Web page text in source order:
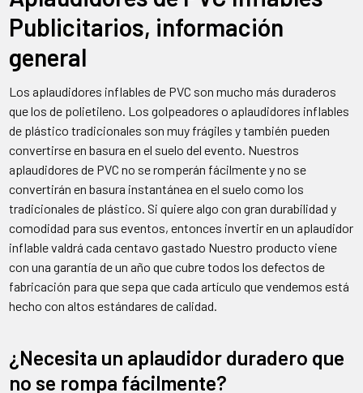
Publicitarios, información
general
Los aplaudidores inflables de PVC son mucho más duraderos
que los de polietileno. Los golpeadores o aplaudidores inflables
de plástico tradicionales son muy frágiles y también pueden
convertirse en basura en el suelo del evento. Nuestros
aplaudidores de PVC no se romperán fácilmente y no se
convertirán en basura instantánea en el suelo como los
tradicionales de plástico. Si quiere algo con gran durabilidad y
comodidad para sus eventos, entonces invertir en un aplaudidor
inflable valdrá cada centavo gastado Nuestro producto viene
con una garantía de un año que cubre todos los defectos de
fabricación para que sepa que cada artículo que vendemos está
hecho con altos estándares de calidad.
¿Necesita un aplaudidor duradero que
no se rompa fácilmente?